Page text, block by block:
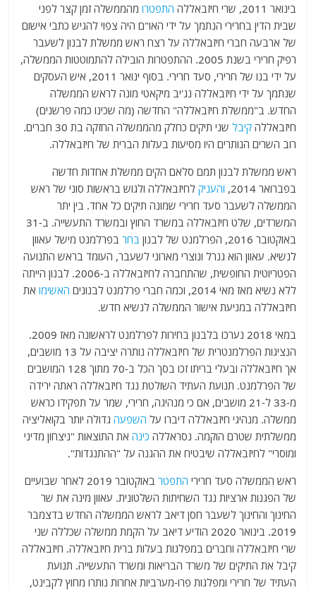
בינואר 2011, שרי חיזבאללה
התפטרו מהממשלה זמן קצר לפני
שבית הדין בחרירי הנתמך על ידי האו"ם היה צפוי להגיש כתבי אישום
של ארבעה חברי חיזבאללה על רצח ראש ממשלת לבנון לשעבר
רפיק חרירי בשנת 2005. ההתפטרות הובילה להתמוטטות הממשלה,
על ידי בנו של חרירי, סעד חרירי. בסוף ינואר 2011, איש העסקים
שנתמך על ידי חיזבאללה נג'יב מיקאטי מונה לראש הממשלה
החדש. ב"ממשלת חיזבאללה" החדשה (מה שכינו כמה פרשנים)
חיזבאללהקיבל
שני תיקים כחלק מהממשלה החזקה בת 30 חברים.
רוב השרים הנותרים היו מסיעות בעלות הברית של חיזבאללה.
ראש ממשלת לבנון תמם סלאם הקים ממשלת אחדות חדשה
בפברואר 2014,
והעניק לחיזבאללה ולגוש בראשות סוני של ראש
הממשלה לשעבר סעד חרירי שמונה תיקים כל אחד. בין יתר
המשרדים, שלט חיזבאללה במשרד החוץ ובמשרד התעשייה. ב-31
באוקטובר 2016, הפרלמנט של לבנון
בחר בפרלמנט מישל עאוון
לנשיא. עאוון הוא גנרל ונוצרי מארוני לשעבר, העומד בראש התנועה
הפטריוטית החופשית, שהתחברה לחיזבאללה ב-2006. לבנון הייתה
ללא נשיא מאז מאי 2014, וכמה חברי פרלמנט לבנונים
האשימו את
חיזבאללה במניעת אישור הממשלה לנשיא חדש.
במאי 2018 נערכו בלבנון בחירות לפרלמנט לראשונה מאז 2009.
הנציגות הפרלמנטרית של חיזבאללה נותרה יציבה על 13 מושבים,
אך חיזבאללה ובעלי בריתו זכו בסך הכל ב-70 מתוך 128 המושבים
של הפרלמנט. תנועת העתיד השולטת נגד חיזבאללה ראתה ירידה
מ-33 ל-21 מושבים, אם כי מנהיגה, חרירי, שמר על תפקידו כראש
ממשלה. מנהיגי חיזבאללה דיברו על השפעה גדולה יותר בקואליציה
ממשלתית שטרם הוקמה. נסראללה כינה את התוצאות "ניצחון מדיני
ומוסרי" לחיזבאללה שיבטיח את ההגנה על "ההתנגדות".
ראש הממשלה סעד חרירי התפטר
באוקטובר 2019 לאחר שבועיים
של הפגנות ארציות נגד השחיתות השלטונית. עאוון מינה את שר
החינוך והחינוך לשעבר חסן דיאב לראש הממשלה החדש בדצמבר
2019. בינואר 2020 הודיע ​​דיאב על הקמת ממשלה שכללה שני
שרי חיזבאללה וחברים במפלגות בעלות ברית חיזבאללה. חיזבאללה
קיבל את התיקים של משרד הבריאות ומשרד התעשייה. תנועת
העתיד של חרירי ומפלגות פרו-מערביות אחרות נותרו מחוץ לקבינט,